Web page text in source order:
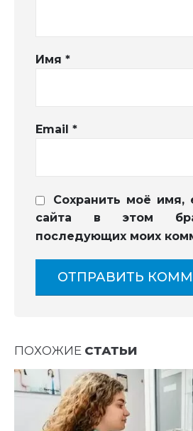
Имя *
Email *
Сохранить моё имя,
сайта в этом
последующих моих
ПОХОЖИЕ СТАТЬИ